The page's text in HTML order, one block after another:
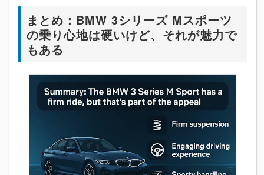
まとめ：BMW 3シリーズ Mスポーツ
の乗り心地は硬いけど、それが魅力で
もある